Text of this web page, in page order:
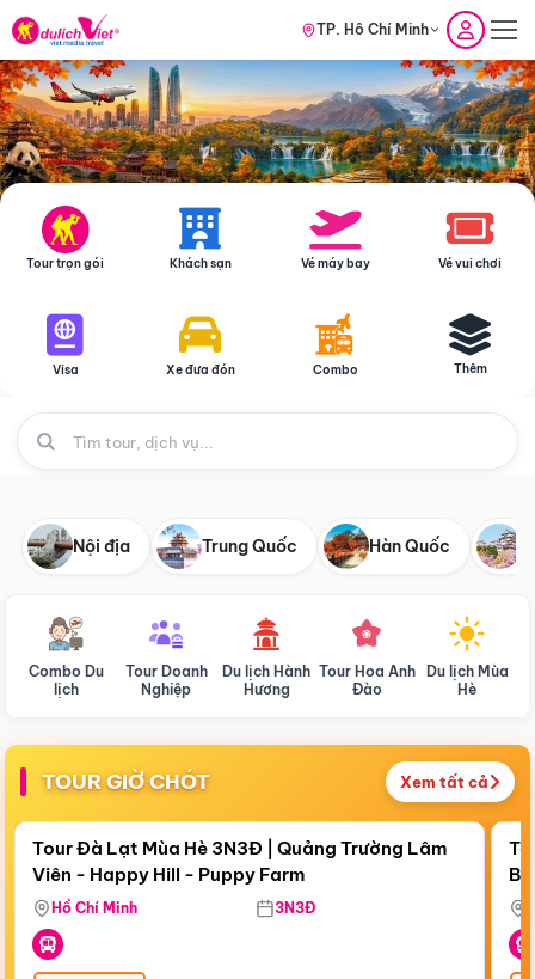
TP. Hồ Chí Minh
Tour trọn gói Khách sạn Vé máy bay Vé vui chơi
Visa Xe đưa đón Combo Thêm
Nội địa Trung Quốc Hàn Quốc
Combo Du
lịch
Tour Doanh
Nghiệp
Du lịch Hành
Hương
Tour Hoa Anh
Đào
Du lịch Mùa
Hè
TOUR GIỜ CHÓT Xem tất cả
Còn19:36:19
Điểm nổi bật
Tour Đà Lạt Mùa Hè 3N3Đ | Quảng Trường Lâm
Viên - Happy Hill - Puppy Farm
Hồ Chí Minh 3N3Đ